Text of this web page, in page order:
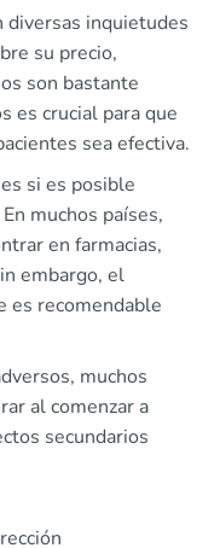
diversas inquietudes
su precio,
son bastante
es crucial para que
sea efectiva.
si es posible
muchos países,
en farmacias,
embargo, el
es recomendable
muchos
al comenzar a
secundarios